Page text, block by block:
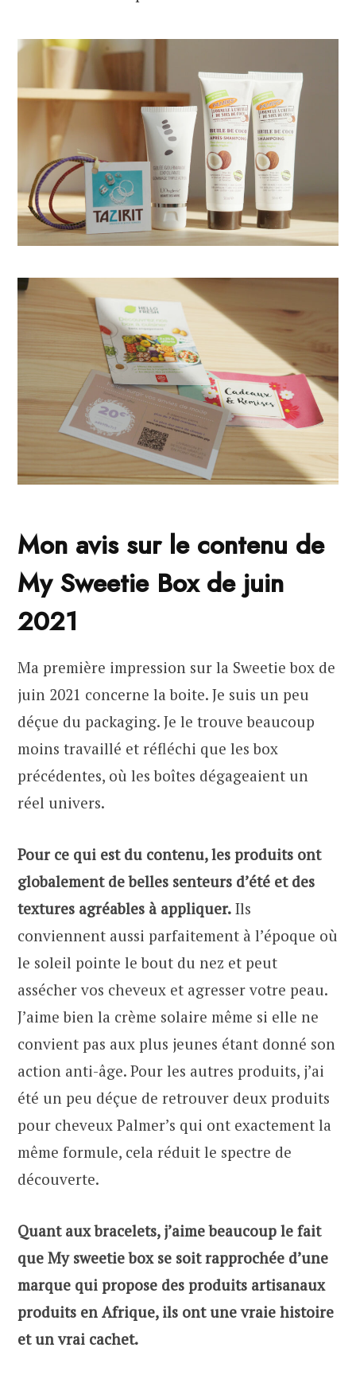
Mon avis sur le contenu de
My Sweetie Box de juin
2021
Ma première impression sur la Sweetie box de
juin 2021 concerne la boite. Je suis un peu
déçue du packaging. Je le trouve beaucoup
moins travaillé et réfléchi que les box
précédentes, où les boîtes dégageaient un
réel univers.
Pour ce qui est du contenu, les produits ont
globalement de belles senteurs d’été et des
textures agréables à appliquer. Ils
conviennent aussi parfaitement à l’époque où
le soleil pointe le bout du nez et peut
assécher vos cheveux et agresser votre peau.
J’aime bien la crème solaire même si elle ne
convient pas aux plus jeunes étant donné son
action anti-âge. Pour les autres produits, j’ai
été un peu déçue de retrouver deux produits
pour cheveux Palmer’s qui ont exactement la
même formule, cela réduit le spectre de
découverte.
Quant aux bracelets, j’aime beaucoup le fait
que My sweetie box se soit rapprochée d’une
marque qui propose des produits artisanaux
produits en Afrique, ils ont une vraie histoire
et un vrai cachet.